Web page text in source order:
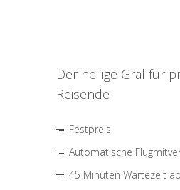
Der heilige Gral für
Reisende
Festpreis
Automatische
45 Minuten Wartezeit